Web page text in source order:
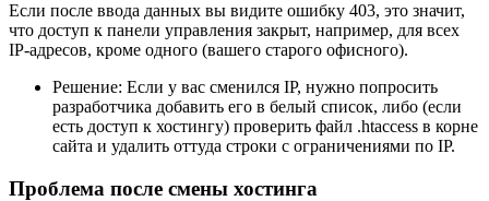
Если после ввода данных вы видите ошибку 403, это значит,
что доступ к панели управления закрыт, например, для всех
IP-адресов, кроме одного (вашего старого офисного).
Решение: Если у вас сменился IP, нужно попросить
разработчика добавить его в белый список, либо (если
есть доступ к хостингу) проверить файл .htaccess в корне
сайта и удалить оттуда строки с ограничениями по IP.
Проблема после смены хостинга